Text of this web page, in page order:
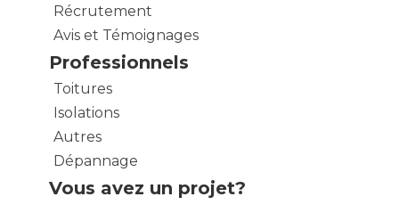
Récrutement
Avis et Témoignages
Professionnels
Toitures
Isolations
Autres
Dépannage
Vous avez un projet?